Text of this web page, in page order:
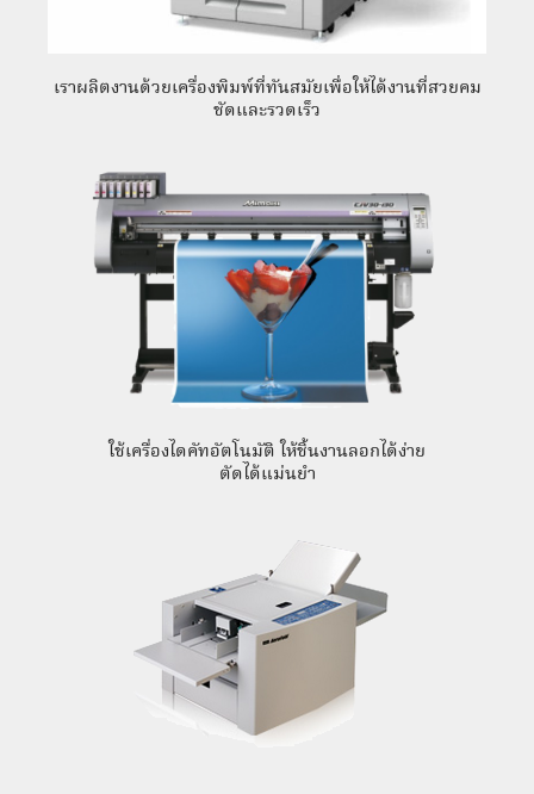
เราผลิตงานด้วยเครื่องพิมพ์ที่ทันสมัยเพื่อให้ได้งานที่สวยคม
ชัดและรวดเร็ว
ใช้เครื่องไดคัทอัตโนมัติ ให้ชิ้นงานลอกได้ง่าย
ตัดได้แม่นยำ